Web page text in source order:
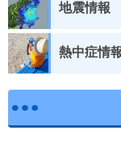
地震情報
熱中症情